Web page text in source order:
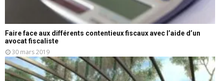
Faire face aux différents contentieux fiscaux avec l’aide d’un
avocat fiscaliste
30 mars 2019